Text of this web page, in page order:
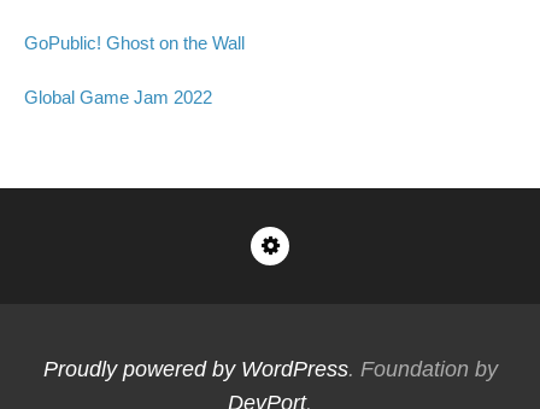
GoPublic! Ghost on the Wall
Global Game Jam 2022
Proudly powered by WordPress. Foundation by
DevPort.